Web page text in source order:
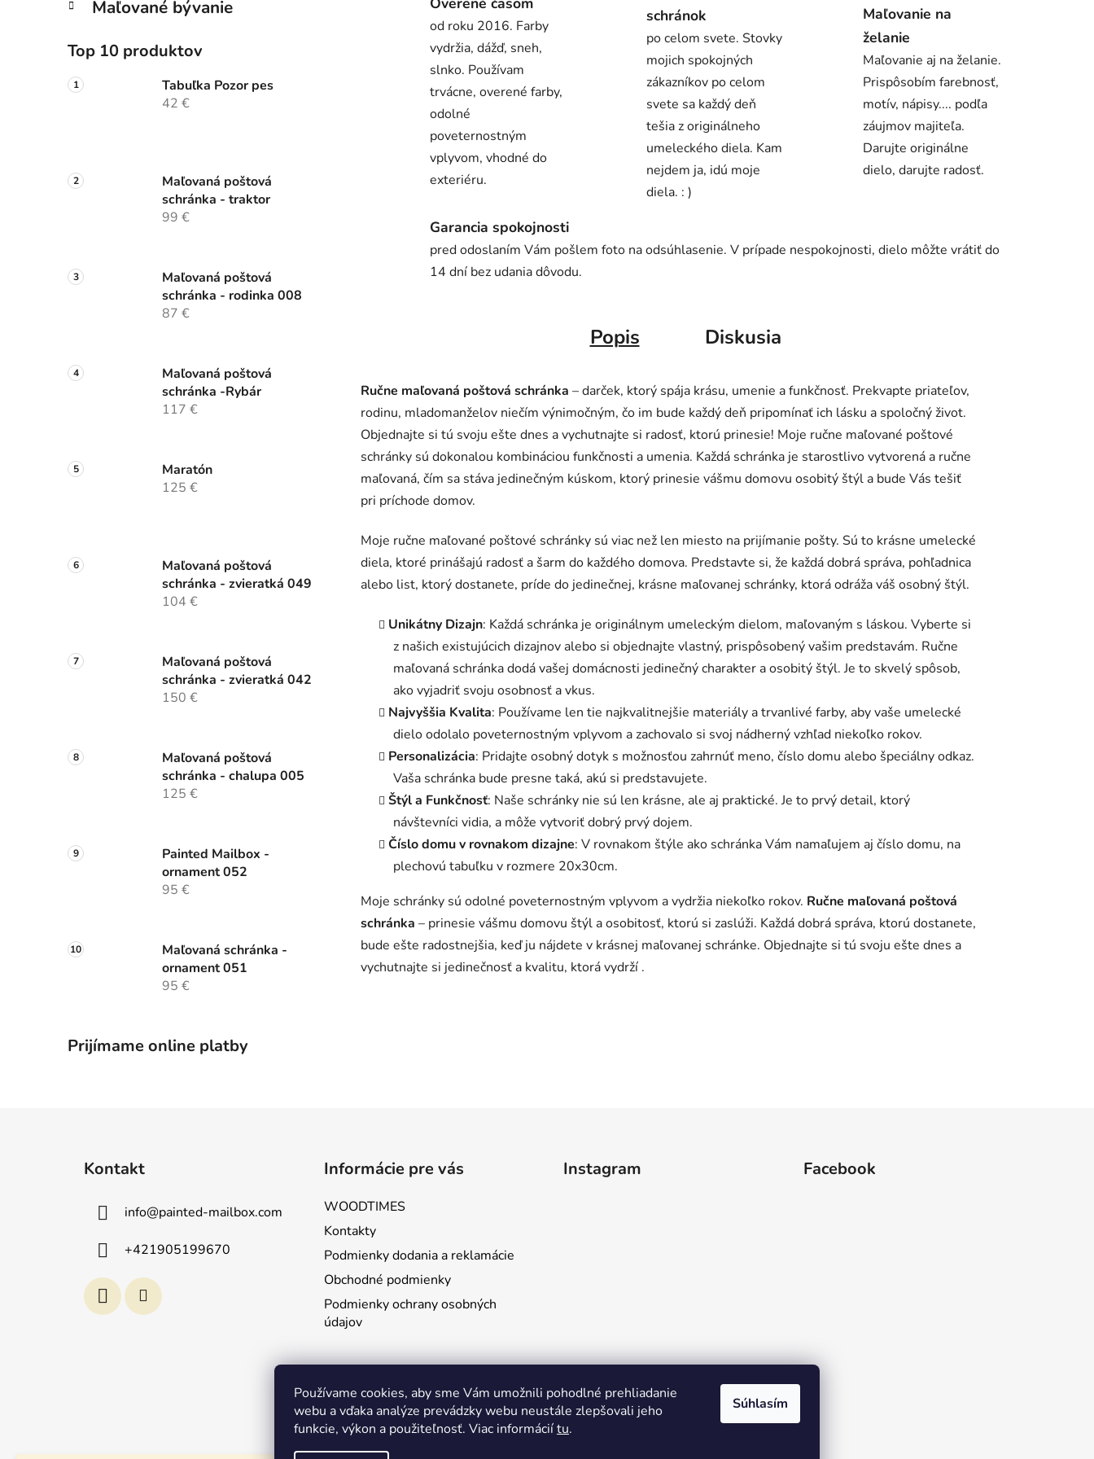
Používame cookies, aby sme Vám umožnili pohodlné prehliadanie
webu a vďaka analýze prevádzky webu neustále zlepšovali jeho
funkcie, výkon a použiteľnosť. Viac informáciítu.
Súhlasím
Maľované bývanie
Top 10 produktov
Tabuľka Pozor pes
42 €
Maľovaná poštová
schránka - traktor
99 €
Maľovaná poštová
schránka - rodinka 008
87 €
Maľovaná poštová
schránka -Rybár
117 €
Maratón
125 €
Maľovaná poštová
schránka - zvieratká 049
104 €
Maľovaná poštová
schránka - zvieratká 042
150 €
Maľovaná poštová
schránka - chalupa 005
125 €
Painted Mailbox -
ornament 052
95 €
Maľovaná schránka -
ornament 051
95 €
Prijímame online platby
od roku 2016. Farby
vydržia, dážď, sneh,
slnko. Používam
trvácne, overené farby,
odolné
poveternostným
vplyvom, vhodné do
exteriéru.
schránok
po celom svete. Stovky
mojich spokojných
zákazníkov po celom
svete sa každý deň
tešia z originálneho
umeleckého diela. Kam
nejdem ja, idú moje
diela. : )
Maľovanie na
želanie
Maľovanie aj na želanie.
Prispôsobím farebnosť,
motív, nápisy.... podľa
záujmov majiteľa.
Darujte originálne
dielo, darujte radosť.
Garancia spokojnosti
pred odoslaním Vám pošlem foto na odsúhlasenie. V prípade nespokojnosti, dielo môžte vrátiť do
14 dní bez udania dôvodu.
Popis Diskusia
Ručne maľovaná poštová schránka – darček, ktorý spája krásu, umenie a funkčnosť. Prekvapte priateľov,
rodinu, mladomanželov niečím výnimočným, čo im bude každý deň pripomínať ich lásku a spoločný život.
Objednajte si tú svoju ešte dnes a vychutnajte si radosť, ktorú prinesie! Moje ručne maľované poštové
schránky sú dokonalou kombináciou funkčnosti a umenia. Každá schránka je starostlivo vytvorená a ručne
maľovaná, čím sa stáva jedinečným kúskom, ktorý prinesie vášmu domovu osobitý štýl a bude Vás tešiť
pri príchode domov.
Moje ručne maľované poštové schránky sú viac než len miesto na prijímanie pošty. Sú to krásne umelecké
diela, ktoré prinášajú radosť a šarm do každého domova. Predstavte si, že každá dobrá správa, pohľadnica
alebo list, ktorý dostanete, príde do jedinečnej, krásne maľovanej schránky, ktorá odráža váš osobný štýl.
Unikátny Dizajn: Každá schránka je originálnym umeleckým dielom, maľovaným s láskou. Vyberte si
z našich existujúcich dizajnov alebo si objednajte vlastný, prispôsobený vašim predstavám. Ručne
maľovaná schránka dodá vašej domácnosti jedinečný charakter a osobitý štýl. Je to skvelý spôsob,
ako vyjadriť svoju osobnosť a vkus.
Najvyššia Kvalita: Používame len tie najkvalitnejšie materiály a trvanlivé farby, aby vaše umelecké
dielo odolalo poveternostným vplyvom a zachovalo si svoj nádherný vzhľad niekoľko rokov.
Personalizácia: Pridajte osobný dotyk s možnosťou zahrnúť meno, číslo domu alebo špeciálny odkaz.
Vaša schránka bude presne taká, akú si predstavujete.
Štýl a Funkčnosť: Naše schránky nie sú len krásne, ale aj praktické. Je to prvý detail, ktorý
návštevníci vidia, a môže vytvoriť dobrý prvý dojem.
Číslo domu v rovnakom dizajne: V rovnakom štýle ako schránka Vám namaľujem aj číslo domu, na
plechovú tabuľku v rozmere 20x30cm.
Moje schránky sú odolné poveternostným vplyvom a vydržia niekoľko rokov. Ručne maľovaná poštová
schránka – prinesie vášmu domovu štýl a osobitosť, ktorú si zaslúži. Každá dobrá správa, ktorú dostanete,
bude ešte radostnejšia, keď ju nájdete v krásnej maľovanej schránke. Objednajte si tú svoju ešte dnes a
vychutnajte si jedinečnosť a kvalitu, ktorá vydrží .
Kontakt
info@painted-mailbox.com
+421905199670
Informácie pre vás
WOODTIMES
Kontakty
Podmienky dodania a reklamácie
Obchodné podmienky
Podmienky ochrany osobných
údajov
Instagram
Sledovať na Instagrame
Facebook